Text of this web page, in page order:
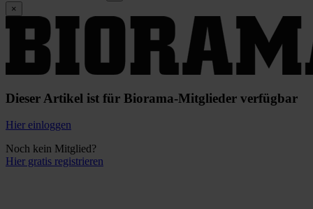
×
Dieser Artikel ist für Biorama-Mitglieder verfügbar
Hier einloggen
Noch kein Mitglied?
Hier gratis registrieren